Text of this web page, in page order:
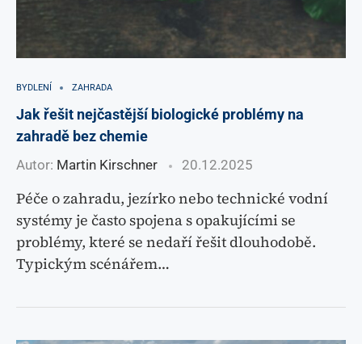
BYDLENÍ ZAHRADA
Jak řešit nejčastější biologické problémy na
zahradě bez chemie
Autor: Martin Kirschner 20.12.2025
Péče o zahradu, jezírko nebo technické vodní
systémy je často spojena s opakujícími se
problémy, které se nedaří řešit dlouhodobě.
Typickým scénářem…